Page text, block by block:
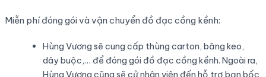
Miễn phí đóng gói và vận chuyển đồ đạc cồng kềnh:
Hùng Vương sẽ cung cấp thùng carton, băng keo,
dây buộc,… để đóng gói đồ đạc cồng kềnh. Ngoài ra,
Hùng Vương cũng sẽ cử nhân viên đến hỗ trợ bạn bốc